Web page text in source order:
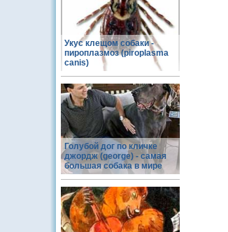
Укус клещом собаки -
пироплазмоз (piroplasma
canis)
Голубой дог по кличке
джордж (george) - самая
большая собака в мире